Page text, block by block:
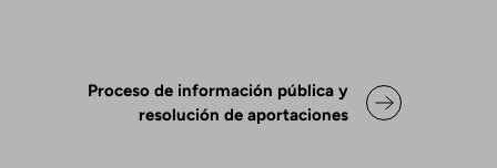
para Declaración de
Proceso de información pública y
resolución de aportaciones